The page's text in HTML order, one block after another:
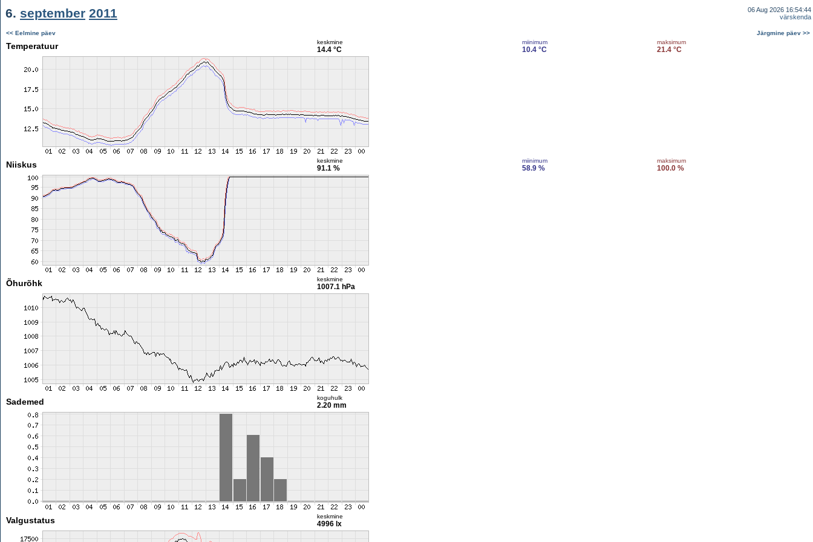
6. september 2011
06 Aug 2026 16:54:44
värskenda
<< Eelmine päev Järgmine päev >>
Temperatuur keskmine
14.4 °C
miinimum
10.4 °C
maksimum
21.4 °C
Niiskus keskmine
91.1 %
miinimum
58.9 %
maksimum
100.0 %
Õhurõhk keskmine
1007.1 hPa
Sademed koguhulk
2.20 mm
Valgustatus keskmine
4996 lx